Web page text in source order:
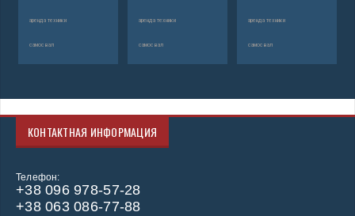
аренда техники
самосвал
аренда техники
самосвал
аренда техники
самосвал
КОНТАКТНАЯ ИНФОРМАЦИЯ
Телефон:
+38 096 978-57-28
+38 063 086-77-88